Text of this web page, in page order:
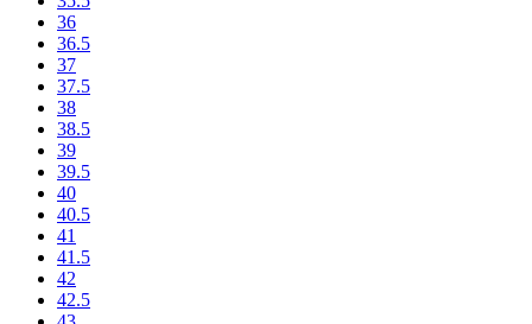
36
36.5
37
37.5
38
38.5
39
39.5
40
40.5
41
41.5
42
42.5